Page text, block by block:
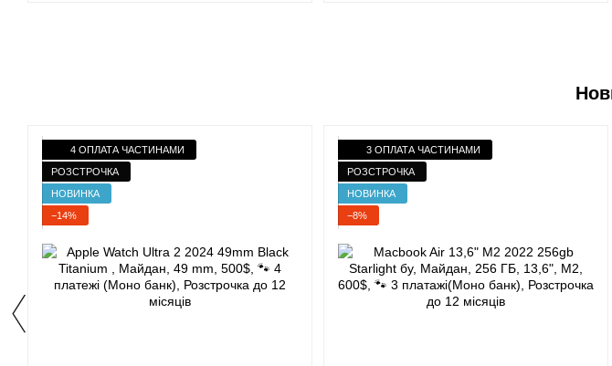
4 ОПЛАТА ЧАСТИНАМИ
РОЗСТРОЧКА
НОВИНКА
−14%
3 ОПЛАТА ЧАСТИНАМИ
РОЗСТРОЧКА
НОВИНКА
−8%